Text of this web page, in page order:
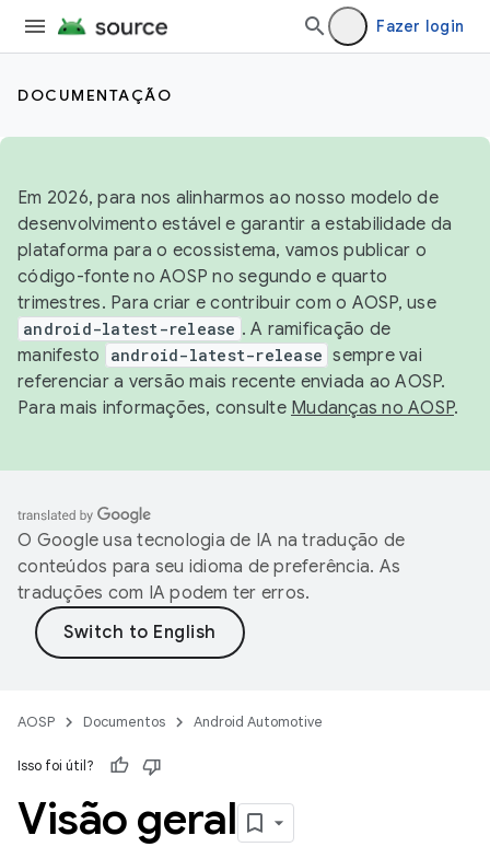
Fazer login
DOCUMENTAÇÃO
Em 2026, para nos alinharmos ao nosso modelo de
desenvolvimento estável e garantir a estabilidade da
plataforma para o ecossistema, vamos publicar o
código-fonte no AOSP no segundo e quarto
trimestres. Para criar e contribuir com o AOSP, use
android-latest-release . A ramificação de
manifesto
android-latest-release sempre vai
referenciar a versão mais recente enviada ao AOSP.
Para mais informações, consulte Mudanças no AOSP.
O Google usa tecnologia de IA na tradução de
conteúdos para seu idioma de preferência. As
traduções com IA podem ter erros.
AOSP Documentos Android Automotive
Isso foi útil?
Visão geral